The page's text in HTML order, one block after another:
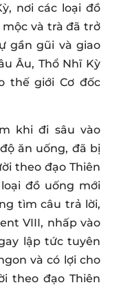
nơi các loại đồ
mộc và trà đã trở
gần gũi và giao
Âu, Thổ Nhĩ Kỳ
thế giới Cơ đốc
khi đi sâu vào
ăn uống, đã bị
theo đạo Thiên
đồ uống mới
tìm câu trả lời,
VIII, nhấp vào
lập tức tuyên
và có lợi cho
theo đạo Thiên